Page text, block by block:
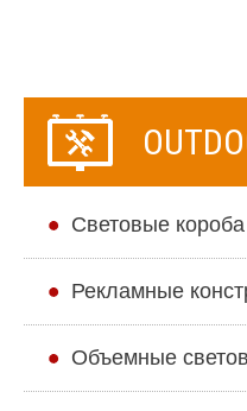
Cветовые короба
Рекламные
Объемные